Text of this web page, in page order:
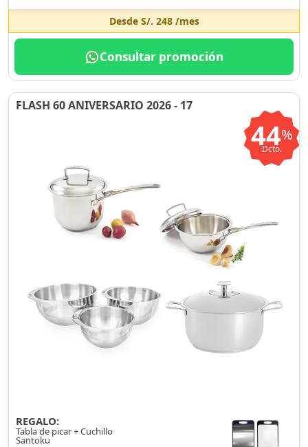
Desde S/. 248/mes
Consultar promoción
FLASH 60 ANIVERSARIO 2026 - 17
44%
Dcto.
REGALO:
Tabla de picar + Cuchillo
Santoku